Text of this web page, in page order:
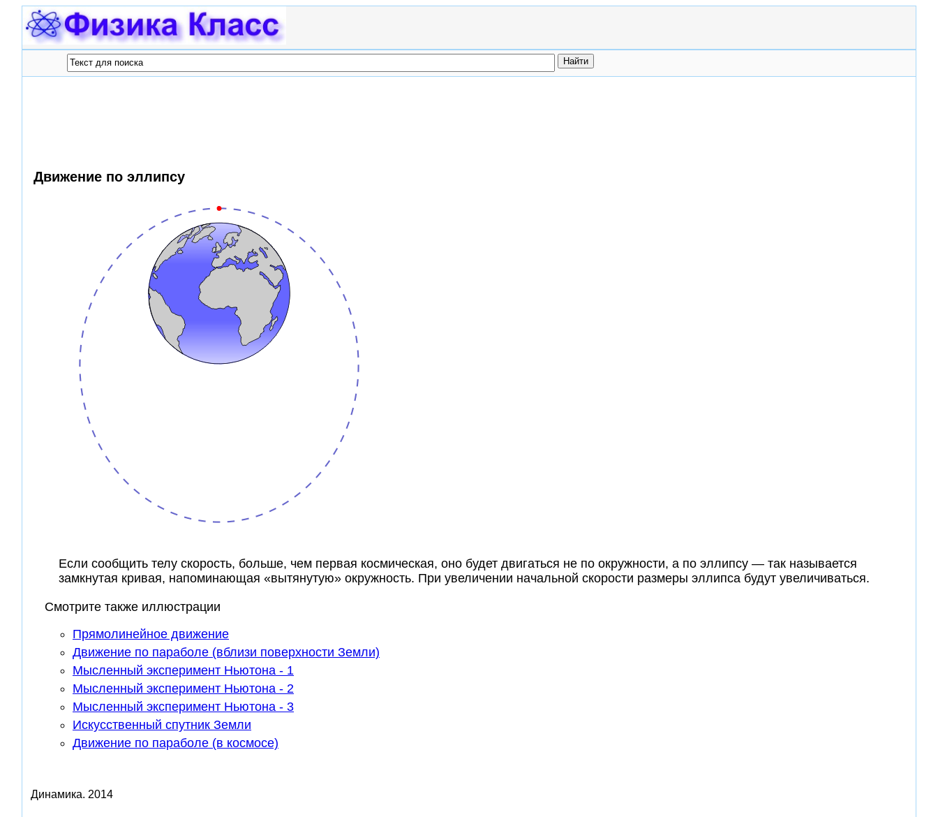
Движение по эллипсу
Если сообщить телу скорость, больше, чем первая космическая, оно будет двигаться не по окружности, а по эллипсу — так называется
замкнутая кривая, напоминающая «вытянутую» окружность. При увеличении начальной скорости размеры эллипса будут увеличиваться.
Смотрите также иллюстрации
Прямолинейное движение
Движение по параболе (вблизи поверхности Земли)
Мысленный эксперимент Ньютона - 1
Мысленный эксперимент Ньютона - 2
Мысленный эксперимент Ньютона - 3
Искусственный спутник Земли
Движение по параболе (в космосе)
Динамика. 2014